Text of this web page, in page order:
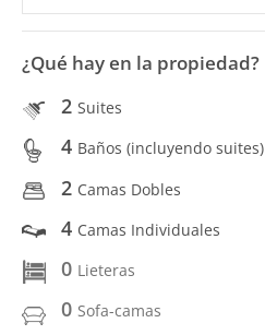
¿Qué hay en la propiedad?
2 Suites
4 Baños (incluyendo suites)
2 Camas Dobles
4 Camas Individuales
0 Lieteras
0 Sofa-camas